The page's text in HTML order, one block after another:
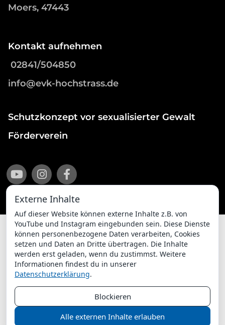
Moers, 47443
Kontakt aufnehmen
02841/504850
info@evk-hochstrass.de
Schutzkonzept vor sexualisierter Gewalt
Förderverein
Impressum
Datenschutzerklärung
ChurchDesk-Login
Externe Inhalte
Auf dieser Website können externe Inhalte z.B. von
YouTube und Instagram eingebunden sein. Diese Dienste
können personenbezogene Daten verarbeiten, Cookies
setzen und Daten an Dritte übertragen. Die Inhalte
werden erst geladen, wenn du zustimmst. Weitere
Informationen findest du in unserer
Datenschutzerklärung.
Blockieren
Alle externen Inhalte erlauben